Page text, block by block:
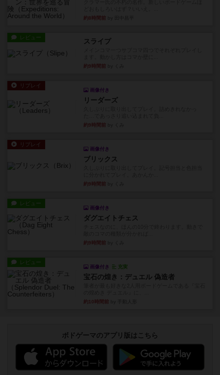
約8時間前
レビュー スライプ
約9時間前
リプレイ
画像付き
リーダーズ
約9時間前
リプレイ
画像付き
ブリックス
約9時間前
レビュー
画像付き
ダグエイトチェス
約9時間前
レビュー
画像付き 充実
宝石の煌き：デュエル 偽造者
約10時間前
ボドゲーマのアプリ版はこちら